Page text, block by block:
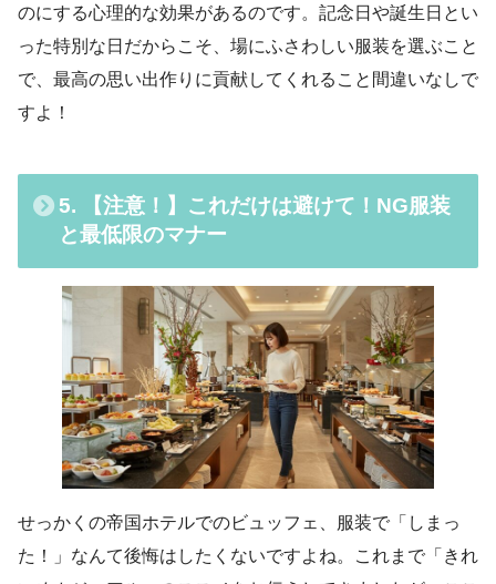
のにする心理的な効果があるのです。記念日や誕生日とい
った特別な日だからこそ、場にふさわしい服装を選ぶこと
で、最高の思い出作りに貢献してくれること間違いなしで
すよ！
5. 【注意！】これだけは避けて！NG服装
と最低限のマナー
せっかくの帝国ホテルでのビュッフェ、服装で「しまっ
た！」なんて後悔はしたくないですよね。これまで「きれ